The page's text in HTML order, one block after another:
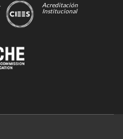
Acreditación
Institucional